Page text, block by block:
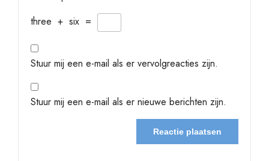
three + six =
Stuur mij een e-mail als er vervolgreacties zijn.
Stuur mij een e-mail als er nieuwe berichten zijn.